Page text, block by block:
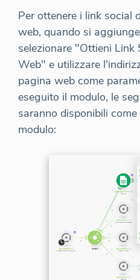
Per ottenere i link social
web, quando si
selezionare "Ottieni Link
Web" e utilizzare
pagina web come
eseguito il modulo, le
saranno disponibili
modulo: